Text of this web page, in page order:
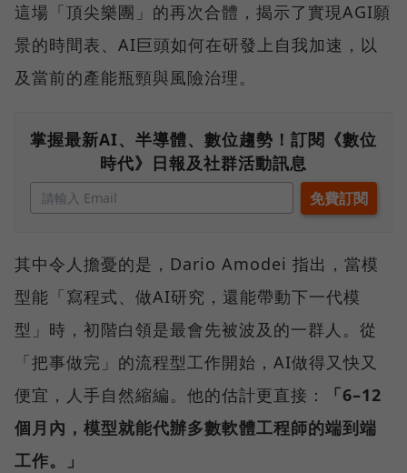
這場「頂尖樂團」的再次合體，揭示了實現AGI願
景的時間表、AI巨頭如何在研發上自我加速，以
及當前的產能瓶頸與風險治理。
掌握最新AI、半導體、數位趨勢！訂閱《數位
時代》日報及社群活動訊息
其中令人擔憂的是，Dario Amodei 指出，當模
型能「寫程式、做AI研究，還能帶動下一代模
型」時，初階白領是最會先被波及的一群人。從
「把事做完」的流程型工作開始，AI做得又快又
便宜，人手自然縮編。他的估計更直接：
「6–12
個月內，模型就能代辦多數軟體工程師的端到端
工作。」